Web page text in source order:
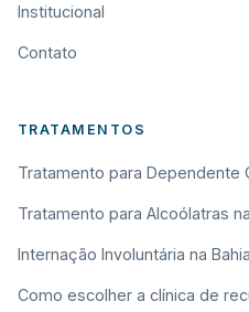
Institucional
Contato
TRATAMENTOS
Tratamento para Dependente
Tratamento para Alcoólatras
Internação Involuntária na Bahia
Como escolher a clínica de